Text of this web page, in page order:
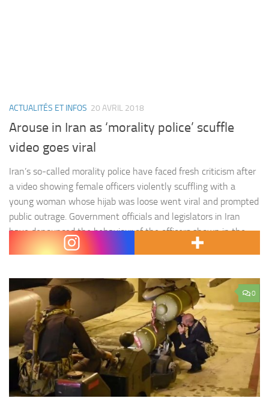
ACTUALITÉS ET INFOS 20 AVRIL 2018
Arouse in Iran as ‘morality police’ scuffle
video goes viral
Iran’s so-called morality police have faced fresh criticism after
a video showing female officers violently scuffling with a
young woman whose hijab was loose went viral and prompted
public outrage. Government officials and legislators in Iran
have denounced the behaviour of the officers shown in the
clip, which has been making the rounds on social…
0